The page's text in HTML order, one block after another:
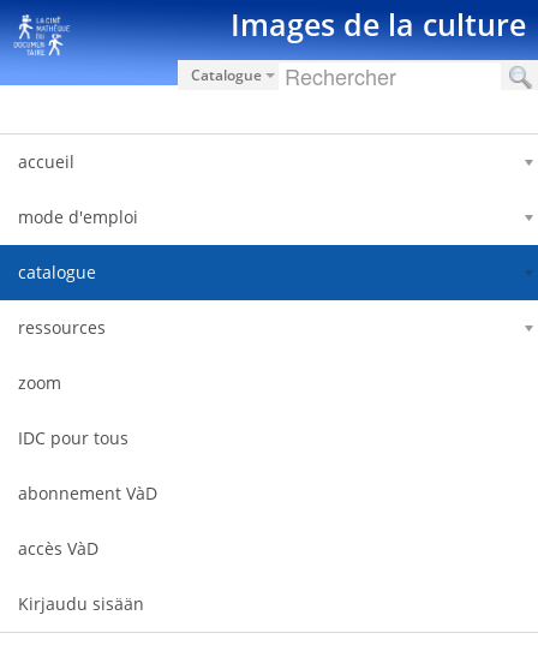
Hyppää sisältöön Images de la culture
Catalogue
accueil
mode d'emploi
catalogue
ressources
zoom
IDC pour tous
abonnement VàD
accès VàD
Kirjaudu sisään